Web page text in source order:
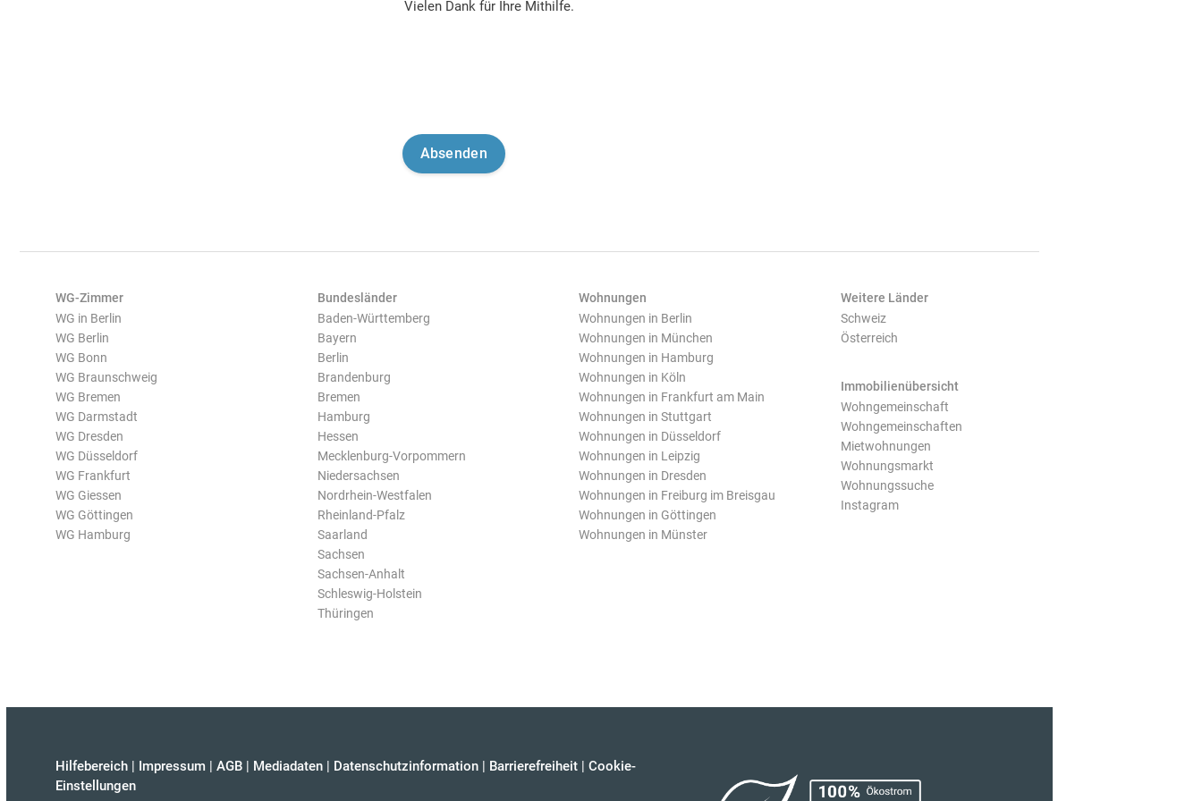
Vielen Dank für Ihre Mithilfe.
WG-Zimmer
WG in Berlin
WG Berlin
WG Bonn
WG Braunschweig
WG Bremen
WG Darmstadt
WG Dresden
WG Düsseldorf
WG Frankfurt
WG Giessen
WG Göttingen
WG Hamburg
Bundesländer
Baden-Württemberg
Bayern
Berlin
Brandenburg
Bremen
Hamburg
Hessen
Mecklenburg-Vorpommern
Niedersachsen
Nordrhein-Westfalen
Rheinland-Pfalz
Saarland
Sachsen
Sachsen-Anhalt
Schleswig-Holstein
Thüringen
Wohnungen
Wohnungen in Berlin
Wohnungen in München
Wohnungen in Hamburg
Wohnungen in Köln
Wohnungen in Frankfurt am Main
Wohnungen in Stuttgart
Wohnungen in Düsseldorf
Wohnungen in Leipzig
Wohnungen in Dresden
Wohnungen in Freiburg im Breisgau
Wohnungen in Göttingen
Wohnungen in Münster
Weitere Länder
Schweiz
Österreich
Immobilienübersicht
Wohngemeinschaft
Wohngemeinschaften
Mietwohnungen
Wohnungsmarkt
Wohnungssuche
Instagram
Hilfebereich | Impressum | AGB | Mediadaten | Datenschutzinformation | Barrierefreiheit | Cookie-
Einstellungen